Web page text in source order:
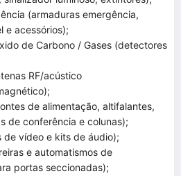
(armaduras emergência,
e acessórios);
de Carbono / Gases (detectores
RF/acústico
de alimentação, altifalantes,
de conferência e colunas);
de vídeo e kits de áudio);
e automatismos de
portas seccionadas);